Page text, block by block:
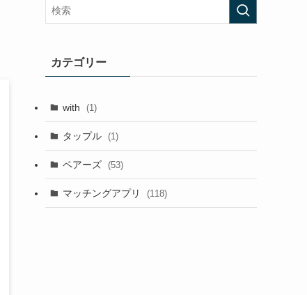
カテゴリー
with (1)
タップル (1)
ペアーズ (53)
マッチングアプリ (118)